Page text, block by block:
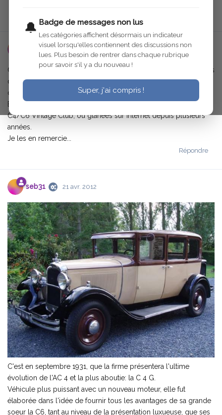
🔔 Badge de messages non lus
Les catégories affichent désormais un indicateur
visuel lorsqu'elles contiennent des discussions non
lues. Plus besoin de rentrer dans chaque rubrique
pour savoir s'il y a du nouveau !
Super, j'ai compris !
seb31 18 avr. 2012
Cette petite étude est composée des différentes caractéristiques
des principaux modèles de C4, recueillies dans la littérature du
commerce et des connaissances de chacun d'entres vous.
Elle est enrichie de photos fournies par certains membres du
C4/C6 Vintage Club, ou glanées sur internet depuis plusieurs
années.
Je les en remercie...
Répondre
seb31 21 avr. 2012
C'est en septembre 1931, que la firme présentera l'ultime
évolution de l'AC 4 et la plus aboutie: la C 4 G.
Véhicule plus puissant avec un nouveau moteur, elle fut
élaborée dans l'idée de fournir tous les avantages de sa grande
soeur la C6, tant au niveau de la présentation luxueuse, que ses